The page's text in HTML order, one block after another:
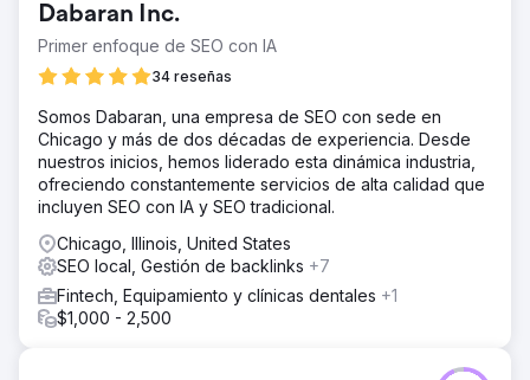
debido a la falta de visibilidad en línea y a un mercado
competitivo.
La solución
fortalecer su presencia en buscadores y directorios
locales: - Creación integral de nuevas páginas de
servicios y contenido de blog especializado en
cardiología sobre temas de búsqueda frecuente entre el
público objetivo. - Optimización SEO local de los perfiles
de Google My Business de todas las clínicas.
Implementación de un sistema de solicitud de reseñas
para aumentar las opiniones y la confianza de los
pacientes. - Mejoras en la velocidad del sitio web y en el
SEO técnico.
Dabaran Inc.
Primer enfoque de SEO con IA
34 reseñas
Somos Dabaran, una empresa de SEO con sede en
Chicago y más de dos décadas de experiencia. Desde
nuestros inicios, hemos liderado esta dinámica industria,
ofreciendo constantemente servicios de alta calidad que
incluyen SEO con IA y SEO tradicional.
Chicago, Illinois, United States
SEO local, Gestión de backlinks +7
Fintech, Equipamiento y clínicas dentales +1
$1,000 - 2,500